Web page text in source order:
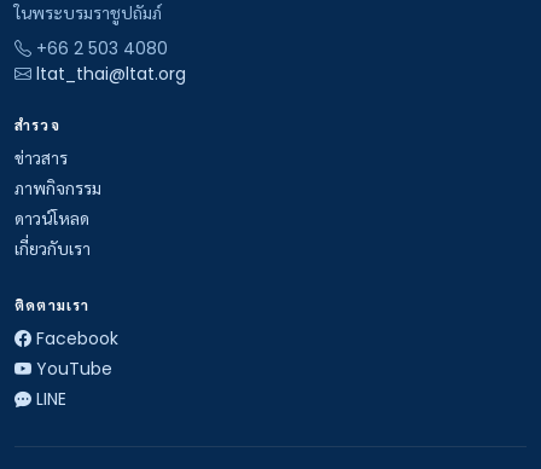
ในพระบรมราชูปถัมภ์
+66 2 503 4080
ltat_thai@ltat.org
สำรวจ
ข่าวสาร
ภาพกิจกรรม
ดาวน์โหลด
เกี่ยวกับเรา
ติดตามเรา
Facebook
YouTube
LINE